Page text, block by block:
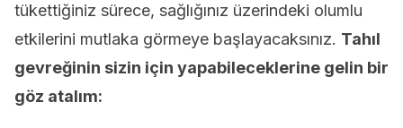
tükettiğiniz sürece, sağlığınız üzerindeki olumlu
etkilerini mutlaka görmeye başlayacaksınız. Tahıl
gevreğinin sizin için yapabileceklerine gelin bir
göz atalım: